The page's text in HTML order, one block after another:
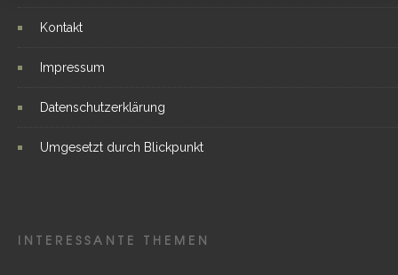
Kontakt
Impressum
Datenschutzerklärung
Umgesetzt durch Blickpunkt
INTERESSANTE THEMEN